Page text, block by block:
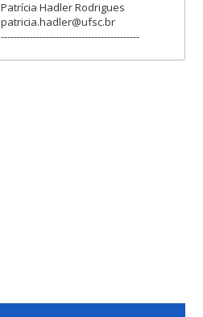
Patrícia Hadler Rodrigues
patricia.hadler@ufsc.br
-------------------------------------------